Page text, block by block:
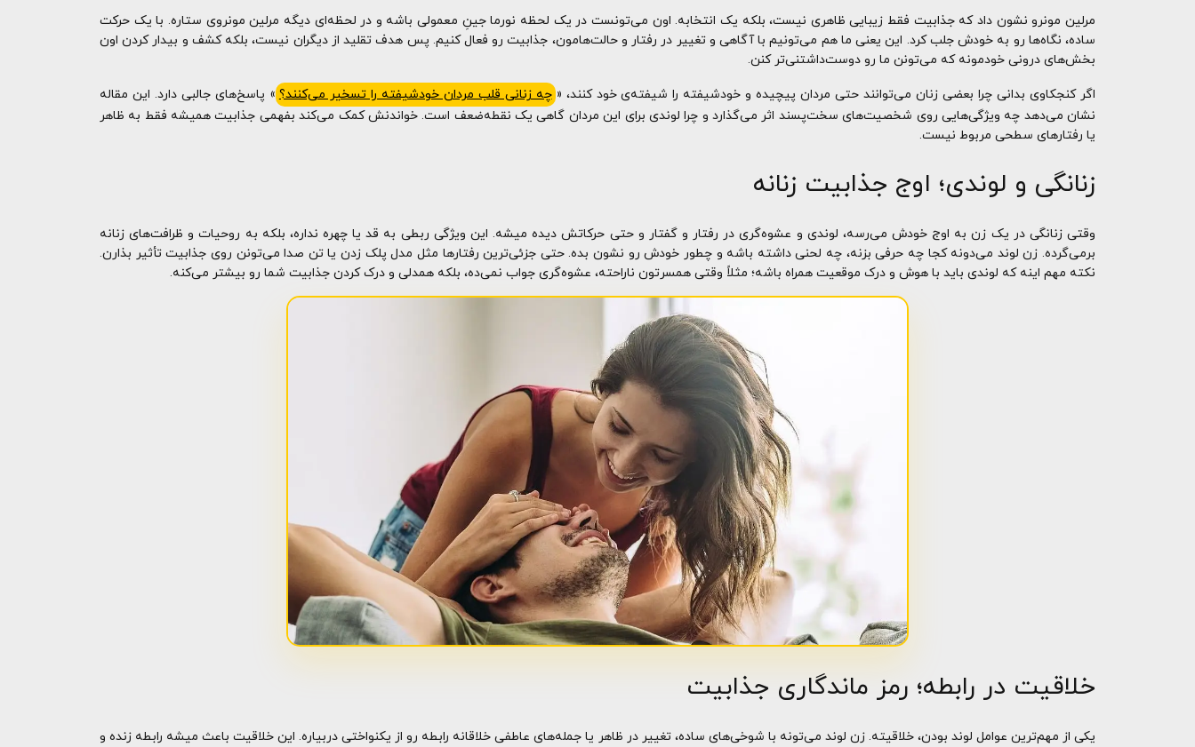
مرلین مونرو نشون داد که جذابیت فقط زیبایی ظاهری نیست، بلکه یک انتخابه. اون می‌تونست در یک لحظه نورما جینِ معمولی باشه و در لحظه‌ای دیگه مرلین مونروی ستاره. با یک حرکت
ساده، نگاه‌ها رو به خودش جلب کرد. این یعنی ما هم می‌تونیم با آگاهی و تغییر در رفتار و حالت‌هامون، جذابیت رو فعال کنیم. پس هدف تقلید از دیگران نیست، بلکه کشف و بیدار کردن اون
بخش‌های درونی خودمونه که می‌تونن ما رو دوست‌داشتنی‌تر کنن.
اگر کنجکاوی بدانی چرا بعضی زنان می‌توانند حتی مردان پیچیده و خودشیفته را شیفته‌ی خود کنند، « چه زنانی قلب مردان خودشیفته را تسخیر می‌کنند؟ » پاسخ‌های جالبی دارد. این مقاله
نشان می‌دهد چه ویژگی‌هایی روی شخصیت‌های سخت‌پسند اثر می‌گذارد و چرا لوندی برای این مردان گاهی یک نقطه‌ضعف است. خواندنش کمک می‌کند بفهمی جذابیت همیشه فقط به ظاهر
یا رفتارهای سطحی مربوط نیست.
زنانگی و لوندی؛ اوج جذابیت زنانه
وقتی زنانگی در یک زن به اوج خودش می‌رسه، لوندی و عشوه‌گری در رفتار و گفتار و حتی حرکاتش دیده میشه. این ویژگی ربطی به قد یا چهره نداره، بلکه به روحیات و ظرافت‌های زنانه
برمی‌گرده. زن لوند می‌دونه کجا چه حرفی بزنه، چه لحنی داشته باشه و چطور خودش رو نشون بده. حتی جزئی‌ترین رفتارها مثل مدل پلک زدن یا تن صدا می‌تونن روی جذابیت تأثیر بذارن.
نکته مهم اینه که لوندی باید با هوش و درک موقعیت همراه باشه؛ مثلاً وقتی همسرتون ناراحته، عشوه‌گری جواب نمی‌ده، بلکه همدلی و درک کردن جذابیت شما رو بیشتر می‌کنه.
خلاقیت در رابطه؛ رمز ماندگاری جذابیت
یکی از مهم‌ترین عوامل لوند بودن، خلاقیته. زن لوند می‌تونه با شوخی‌های ساده، تغییر در ظاهر یا جمله‌های عاطفی خلاقانه رابطه رو از یکنواختی دربیاره. این خلاقیت باعث میشه رابطه زنده و